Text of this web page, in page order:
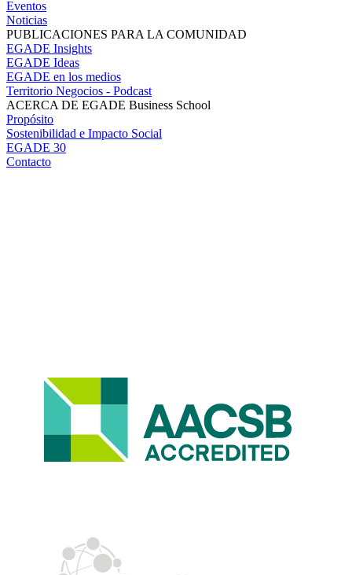
Eventos
Noticias
PUBLICACIONES PARA LA COMUNIDAD
EGADE Insights
EGADE Ideas
EGADE en los medios
Territorio Negocios - Podcast
ACERCA DE EGADE Business School
Propósito
Sostenibilidad e Impacto Social
EGADE 30
Contacto